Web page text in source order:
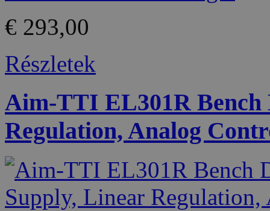
€ 293,00
Részletek
Aim-TTI EL301R Bench
Regulation, Analog